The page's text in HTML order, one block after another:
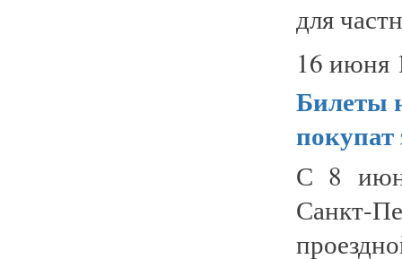
для
16 июня
Билеты
покупат
С 8
Санкт-